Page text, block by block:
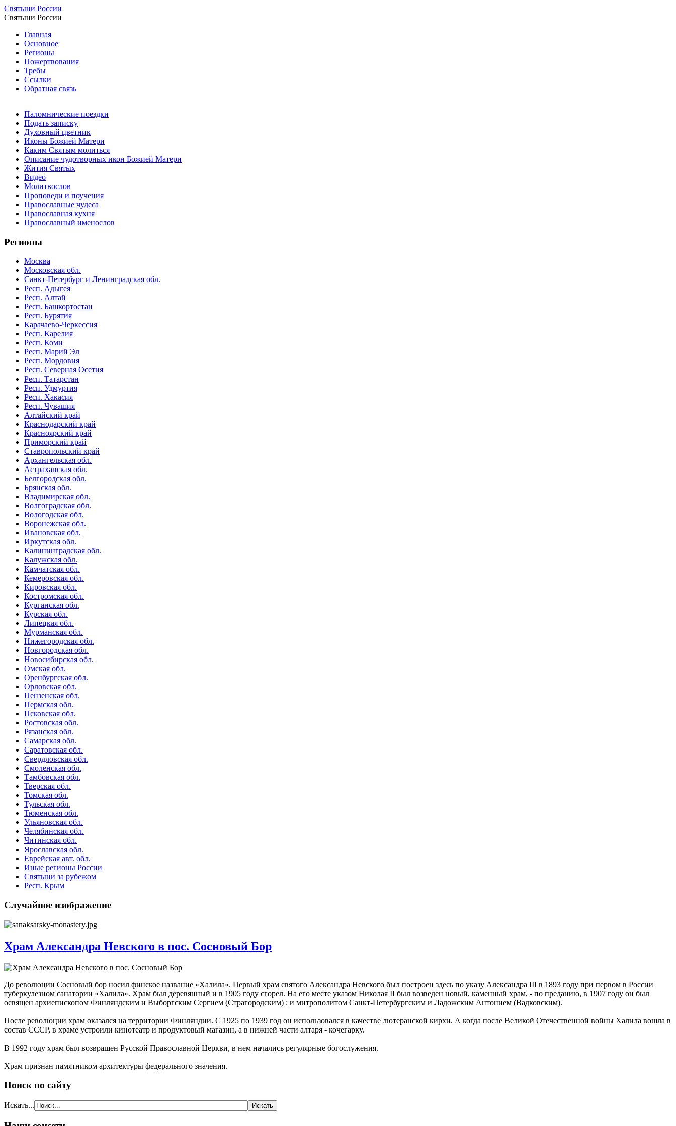
Святыни России
Святыни России
Главная
Основное
Регионы
Пожертвования
Требы
Ссылки
Обратная связь
Паломнические поездки
Подать записку
Духовный цветник
Иконы Божией Матери
Каким Святым молиться
Описание чудотворных икон Божией Матери
Жития Святых
Видео
Молитвослов
Проповеди и поучения
Православные чудеса
Православная кухня
Православный именослов
Регионы
Москва
Московская обл.
Санкт-Петербург и Ленинградская обл.
Респ. Адыгея
Респ. Алтай
Респ. Башкортостан
Респ. Бурятия
Карачаево-Черкессия
Респ. Карелия
Респ. Коми
Респ. Марий Эл
Респ. Мордовия
Респ. Северная Осетия
Респ. Татарстан
Респ. Удмуртия
Респ. Хакасия
Респ. Чувашия
Алтайский край
Краснодарский край
Красноярский край
Приморский край
Ставропольский край
Архангельская обл.
Астраханская обл.
Белгородская обл.
Брянская обл.
Владимирская обл.
Волгоградская обл.
Вологодская обл.
Воронежская обл.
Ивановская обл.
Иркутская обл.
Калининградская обл.
Калужская обл.
Камчатская обл.
Кемеровская обл.
Кировская обл.
Костромская обл.
Курганская обл.
Курская обл.
Липецкая обл.
Мурманская обл.
Нижегородская обл.
Новгородская обл.
Новосибирская обл.
Омская обл.
Оренбургская обл.
Орловская обл.
Пензенская обл.
Пермская обл.
Псковская обл.
Ростовская обл.
Рязанская обл.
Самарская обл.
Саратовская обл.
Свердловская обл.
Смоленская обл.
Тамбовская обл.
Тверская обл.
Томская обл.
Тульская обл.
Тюменская обл.
Ульяновская обл.
Челябинская обл.
Читинская обл.
Ярославская обл.
Еврейская авт. обл.
Иные регионы России
Святыни за рубежом
Респ. Крым
Случайное изображение
Храм Александра Невского в пос. Сосновый Бор
До революции Сосновый бор носил финское название «Халила». Первый храм святого Александра Невского был построен здесь по указу Александра III в 1893 году при первом в России
туберкулезном санатории «Халила». Храм был деревянный и в 1905 году сгорел. На его месте указом Николая II был возведен новый, каменный храм, - по преданию, в 1907 году он был
освящен архиепископом Финляндским и Выборгским Сергием (Страгородским) ; и митрополитом Санкт-Петербургским и Ладожским Антонием (Вадковским).
После революции храм оказался на территории Финляндии. С 1925 по 1939 год он использовался в качестве лютеранской кирхи. А когда после Великой Отечественной войны Халила вошла в
состав СССР, в храме устроили кинотеатр и продуктовый магазин, а в нижней части алтаря - кочегарку.
В 1992 году храм был возвращен Русской Православной Церкви, в нем начались регулярные богослужения.
Храм признан памятником архитектуры федерального значения.
Поиск по сайту
Искать...